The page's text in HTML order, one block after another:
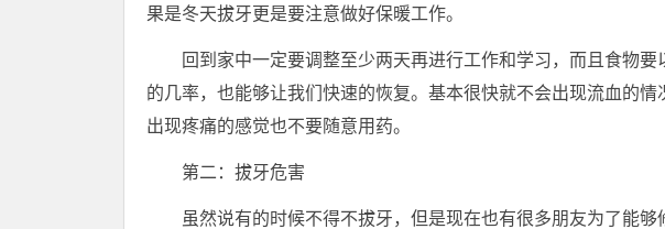
果是冬天拔牙更是要注意做好保暖工作。
回到家中一定要调整至少两天再进行工作和学习，而且食物
的几率，也能够让我们快速的恢复。基本很快就不会出现流血的
出现疼痛的感觉也不要随意用药。
第二：拔牙危害
虽然说有的时候不得不拔牙，但是现在也有很多朋友为了能